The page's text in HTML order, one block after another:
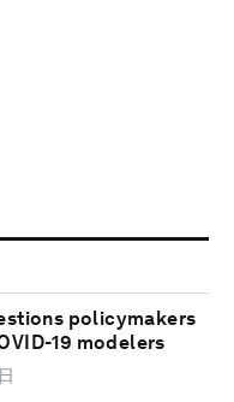
policymakers
19 modelers